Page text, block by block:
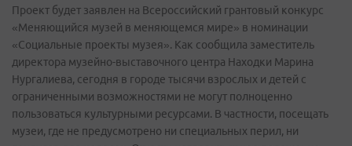
Проект будет заявлен на Всероссийский грантовый конкурс
«Меняющийся музей в меняющемся мире» в номинации
«Социальные проекты музея». Как сообщила заместитель
директора музейно-выставочного центра Находки Марина
Нургалиева, сегодня в городе тысячи взрослых и детей с
ограниченными возможностями не могут полноценно
пользоваться культурными ресурсами. В частности, посещать
музеи, где не предусмотрено ни специальных перил, ни